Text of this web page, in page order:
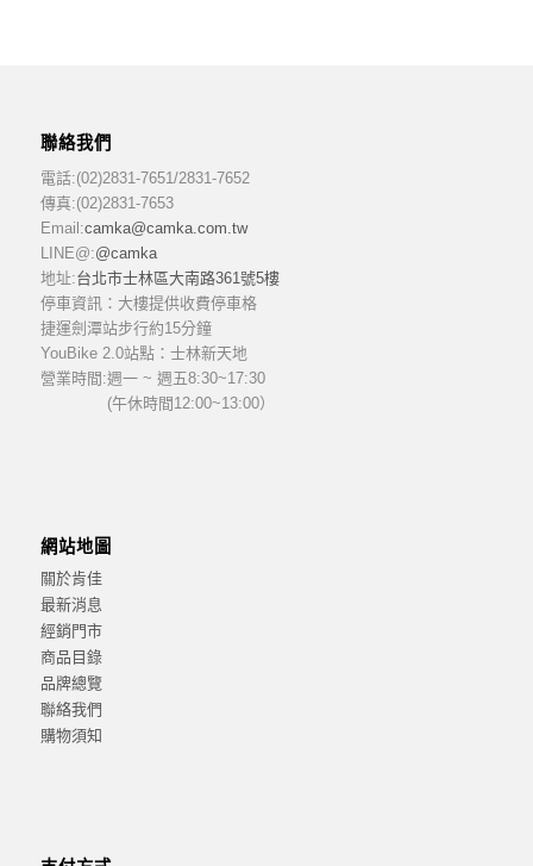
聯絡我們
電話:(02)2831-7651/2831-7652
傳真:(02)2831-7653
Email:camka@camka.com.tw
LINE@:@camka
地址:台北市士林區大南路361號5樓
停車資訊：大樓提供收費停車格
捷運劍潭站步行約15分鐘
YouBike 2.0站點：士林新天地
營業時間:週一 ~ 週五8:30~17:30
(午休時間12:00~13:00）
網站地圖
關於肯佳
最新消息
經銷門市
商品目錄
品牌總覽
聯絡我們
購物須知